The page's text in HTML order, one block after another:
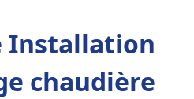
Installation
chaudière